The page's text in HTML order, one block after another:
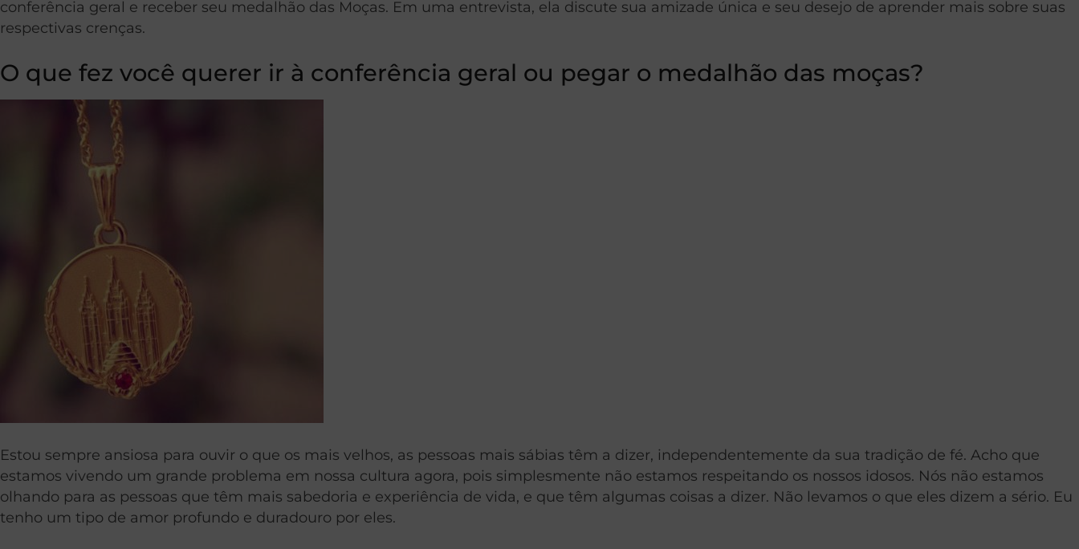
conferência geral e receber seu medalhão das Moças. Em uma entrevista, ela discute sua amizade única e seu desejo de aprender mais sobre suas
respectivas crenças.
O que fez você querer ir à conferência geral ou pegar o medalhão das moças?
Estou sempre ansiosa para ouvir o que os mais velhos, as pessoas mais sábias têm a dizer, independentemente da sua tradição de fé. Acho que
estamos vivendo um grande problema em nossa cultura agora, pois simplesmente não estamos respeitando os nossos idosos. Nós não estamos
olhando para as pessoas que têm mais sabedoria e experiência de vida, e que têm algumas coisas a dizer. Não levamos o que eles dizem a sério. Eu
tenho um tipo de amor profundo e duradouro por eles.